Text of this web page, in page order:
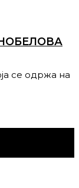
се одржа на